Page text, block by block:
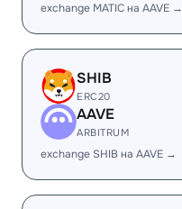
exchange MATIC на AAVE →
SHIB
ERC20
AAVE
ARBITRUM
exchange SHIB на AAVE →